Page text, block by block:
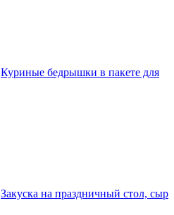
Куриные бедрышки в пакете для
Закуска на праздничный стол, сыр